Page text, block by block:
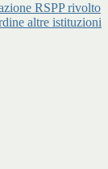
RSPP rivolto
altre istituzioni